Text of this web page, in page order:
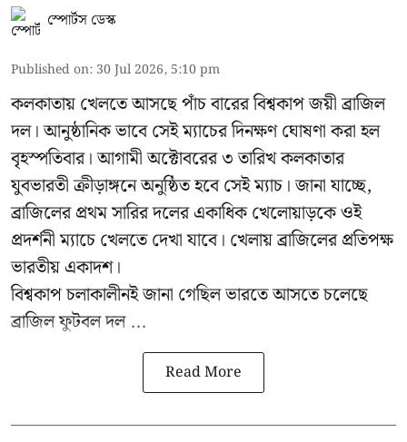
স্পোর্টস ডেস্ক
Published on: 30 Jul 2026, 5:10 pm
কলকাতায় খেলতে আসছে পাঁচ বারের বিশ্বকাপ জয়ী ব্রাজিল
দল। আনুষ্ঠানিক ভাবে সেই ম্যাচের দিনক্ষণ ঘোষণা করা হল
বৃহস্পতিবার। আগামী অক্টোবরের ৩ তারিখ কলকাতার
যুবভারতী ক্রীড়াঙ্গনে অনুষ্ঠিত হবে সেই ম্যাচ। জানা যাচ্ছে,
ব্রাজিলের প্রথম সারির দলের একাধিক খেলোয়াড়কে ওই
প্রদর্শনী ম্যাচে খেলতে দেখা যাবে। খেলায় ব্রাজিলের প্রতিপক্ষ
ভারতীয় একাদশ।
বিশ্বকাপ চলাকালীনই জানা গেছিল ভারতে আসতে চলেছে
ব্রাজিল ফুটবল দল ...
Read More